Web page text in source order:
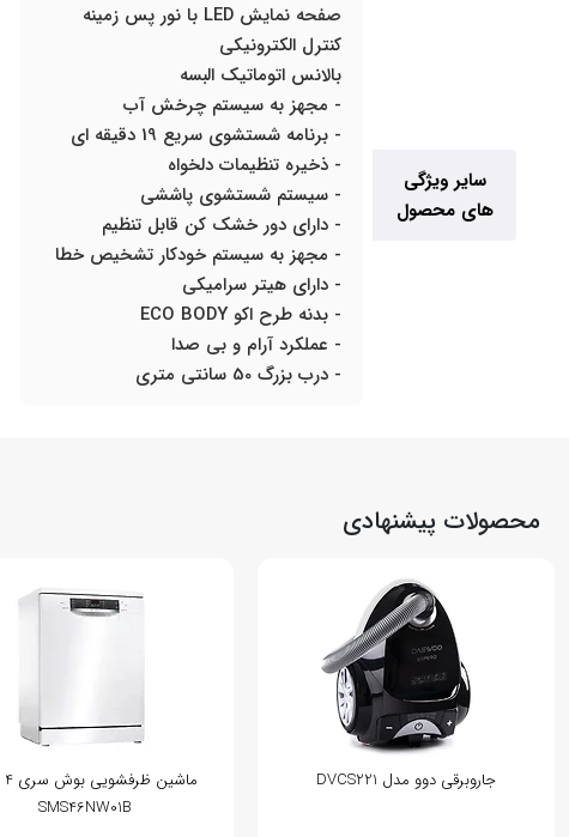
سایر ویژگی
های محصول
صفحه نمایش LED با نور پس زمینه
کنترل الکترونیکی
بالانس اتوماتیک البسه
- مجهز به سیستم چرخش آب
- برنامه شستشوی سریع 19 دقیقه ای
- ذخیره تنظیمات دلخواه
- سیستم شستشوی پاششی
- دارای دور خشک کن قابل تنظیم
- مجهز به سیستم خودکار تشخیص خطا
- دارای هیتر سرامیکی
- بدنه طرح اکو ECO BODY
- عملکرد آرام و بی صدا
- درب بزرگ 50 سانتی متری
محصولات پیشنهادی
جاروبرقی دوو مدل DVCS221
SMS46NW01B